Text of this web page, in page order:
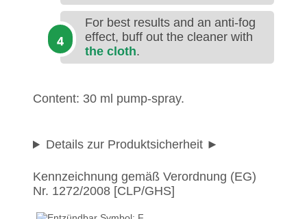
For best results and an anti-fog
effect, buff out the cleaner with
the cloth.
Content: 30 ml pump-spray.
Details zur Produktsicherheit
Kennzeichnung gemäß Verordnung (EG)
Nr. 1272/2008 [CLP/GHS]